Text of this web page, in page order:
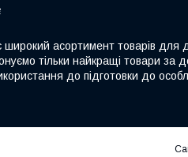
асортимент товарів
тільки найкращі товари
до підготовки до